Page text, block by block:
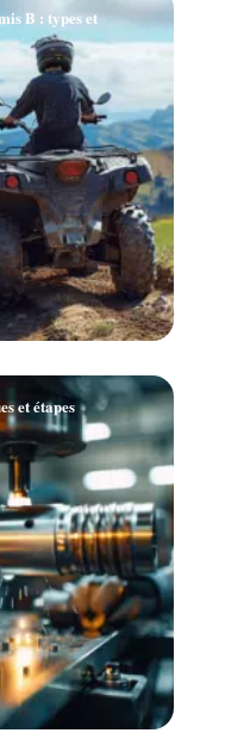
B : types et
et étapes